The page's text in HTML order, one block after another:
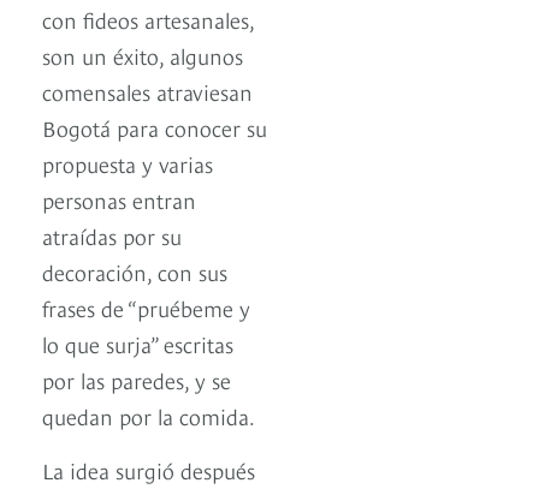
con fideos artesanales,
son un éxito, algunos
comensales atraviesan
Bogotá para conocer su
propuesta y varias
personas entran
atraídas por su
decoración, con sus
frases de “pruébeme y
lo que surja” escritas
por las paredes, y se
quedan por la comida.
La idea surgió después